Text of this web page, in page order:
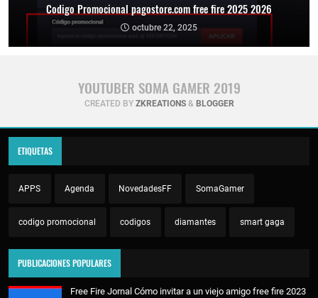
Codigo Promocional pagostore.com free fire 2025 2026
octubre 22, 2025
YOUTUBER SOMA GAMER 2019
CREATED BY ZKREATIONS& BLOGGER
ETIQUETAS
APPS Agenda NovedadesFF SomaGamer
codigo promocional codigos diamantes smart gaga
PUBLICACIONES POPULARES
Free Fire Jornal Cómo invitar a un viejo amigo free fire 2023